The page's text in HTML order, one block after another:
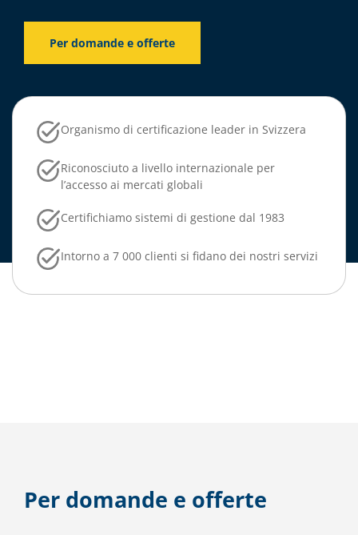
Per domande e offerte
Organismo di certificazione leader in Svizzera
Riconosciuto a livello internazionale per
l’accesso ai mercati globali
Certifichiamo sistemi di gestione dal 1983
Intorno a 7 000 clienti si fidano dei nostri servizi
Per domande e offerte